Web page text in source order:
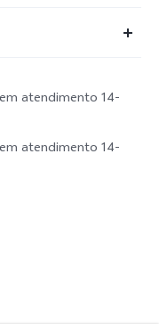
atendimento 14-
atendimento 14-